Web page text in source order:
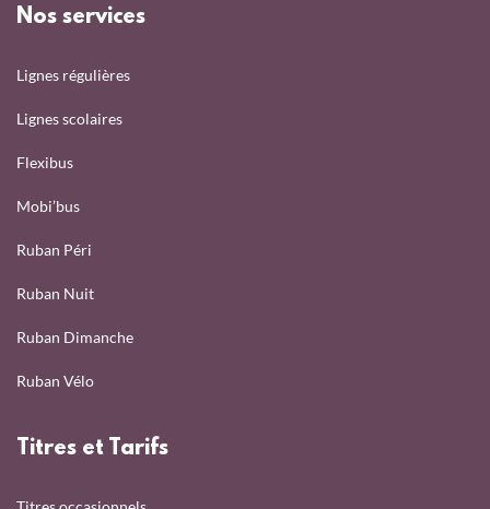
Nos services
Lignes régulières
Lignes scolaires
Flexibus
Mobi’bus
Ruban Péri
Ruban Nuit
Ruban Dimanche
Ruban Vélo
Titres et Tarifs